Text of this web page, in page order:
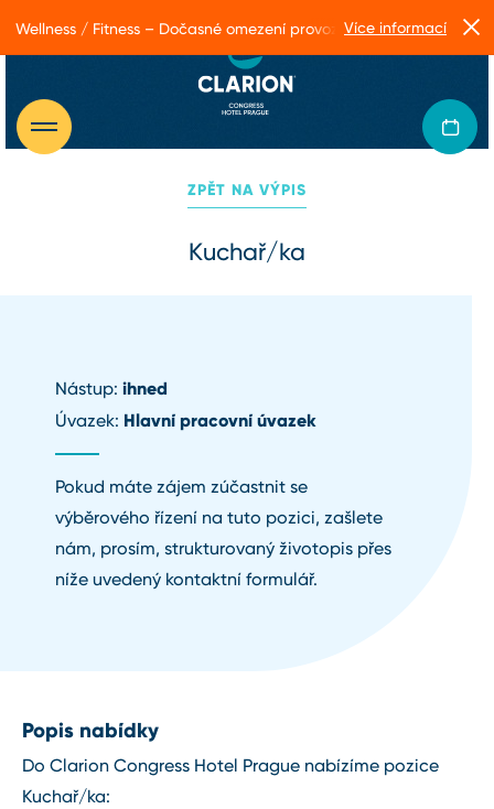
ZPĚT NA VÝPIS
Kuchař/ka
Nástup: ihned
Úvazek: Hlavní pracovní úvazek
Pokud máte zájem zúčastnit se
výběrového řízení na tuto pozici, zašlete
nám, prosím, strukturovaný životopis přes
níže uvedený kontaktní formulář.
Popis nabídky
Do Clarion Congress Hotel Prague nabízíme pozice
Kuchař/ka:
Wellness / Fitness – Dočasné omezení provozuVíce informací